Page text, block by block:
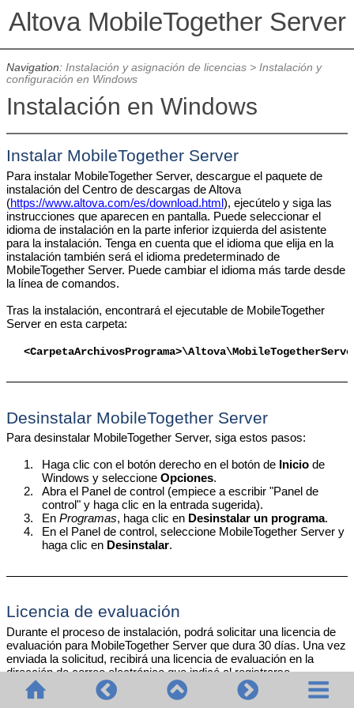
Altova MobileTogether Server
Navigation: Instalación y asignación de licencias> Instalación y
configuración en Windows
Instalación en Windows
Instalar MobileTogether Server
Para instalar MobileTogether Server, descargue el paquete de
instalación del Centro de descargas de Altova
(https://www.altova.com/es/download.html), ejecútelo y siga las
instrucciones que aparecen en pantalla. Puede seleccionar el
idioma de instalación en la parte inferior izquierda del asistente
para la instalación. Tenga en cuenta que el idioma que elija en la
instalación también será el idioma predeterminado de
MobileTogether Server. Puede cambiar el idioma más tarde desde
la línea de comandos.
Tras la instalación, encontrará el ejecutable de MobileTogether
Server en esta carpeta:
<CarpetaArchivosPrograma>\Altova\
Desinstalar MobileTogether Server
Para desinstalar MobileTogether Server, siga estos pasos:
1.
Haga clic con el botón derecho en el botón de Inicio de
Windows y seleccioneOpciones.
2.
Abra el Panel de control (empiece a escribir "Panel de
control" y haga clic en la entrada sugerida).
3.
EnProgramas, haga clic en Desinstalar un programa.
4.
En el Panel de control, seleccione MobileTogether Server y
haga clic en Desinstalar.
Licencia de evaluación
Durante el proceso de instalación, podrá solicitar una licencia de
evaluación para MobileTogether Server que dura 30 días. Una vez
enviada la solicitud, recibirá una licencia de evaluación en la
dirección de correo electrónico que indicó al registrarse.